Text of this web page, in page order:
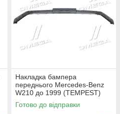
Накладка бампера
переднього Mercedes-Benz
W210 до 1999 (TEMPEST)
0350323921
Готово до відправки